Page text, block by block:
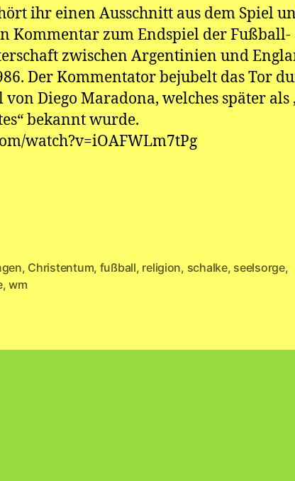
ihr einen Ausschnitt aus dem Spiel
Kommentar zum Endspiel der Fußball-
zwischen Argentinien und
Der Kommentator bejubelt das Tor
Diego Maradona, welches später als
bekannt wurde.
watch?v=iOAFWLm7tPg
, Christentum, fußball, religion, schalke, seelsorge,
,wm